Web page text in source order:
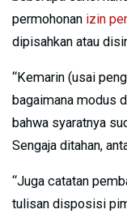
permohonan izin
dipisahkan atau
“Kemarin (usai
bagaimana modus
bahwa syaratnya
Sengaja ditahan,
“Juga catatan
tulisan disposisi